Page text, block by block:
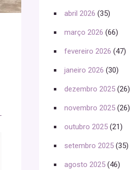
abril 2026 (35)
março 2026 (66)
fevereiro 2026 (47)
janeiro 2026 (30)
dezembro 2025 (26)
novembro 2025 (26)
outubro 2025 (21)
setembro 2025 (35)
agosto 2025 (46)